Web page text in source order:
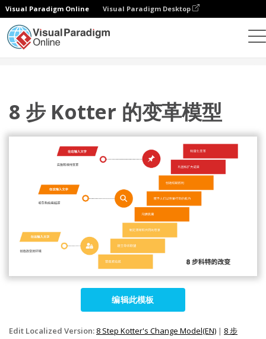
Visual Paradigm Online Visual Paradigm Desktop
8 步 Kotter 的变革模型
编辑此模板
Edit Localized Version: 8 Step Kotter's Change Model(EN) | 8 步